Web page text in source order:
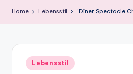
o
o
t
Home Lebensstil “Dîner Spectacle
Posted
in
Lebensstil